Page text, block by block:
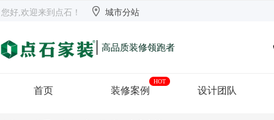
欢迎来到点石  长沙 【切换】
您好,欢迎来到点石！  城市分站
| 高品质装修领跑者
首页 装修案例
HOT
设计团队